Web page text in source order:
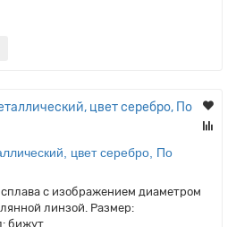
цвет серебро, По
с изображением диаметром
линзой. Размер:
бижут..